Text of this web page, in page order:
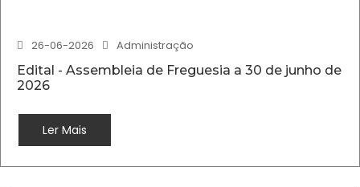
26-06-2026
Administração
Edital - Assembleia de Freguesia a 30 de junho de
2026
Ler Mais